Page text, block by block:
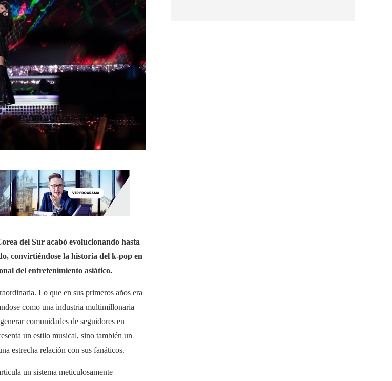
del Sur acabó evolucionando hasta
convirtiéndose la historia del k-pop en
del entretenimiento asiático.
Lo que en sus primeros años era
como una industria multimillonaria
comunidades de seguidores en
un estilo musical, sino también un
estrecha relación con sus fanáticos.
un sistema meticulosamente